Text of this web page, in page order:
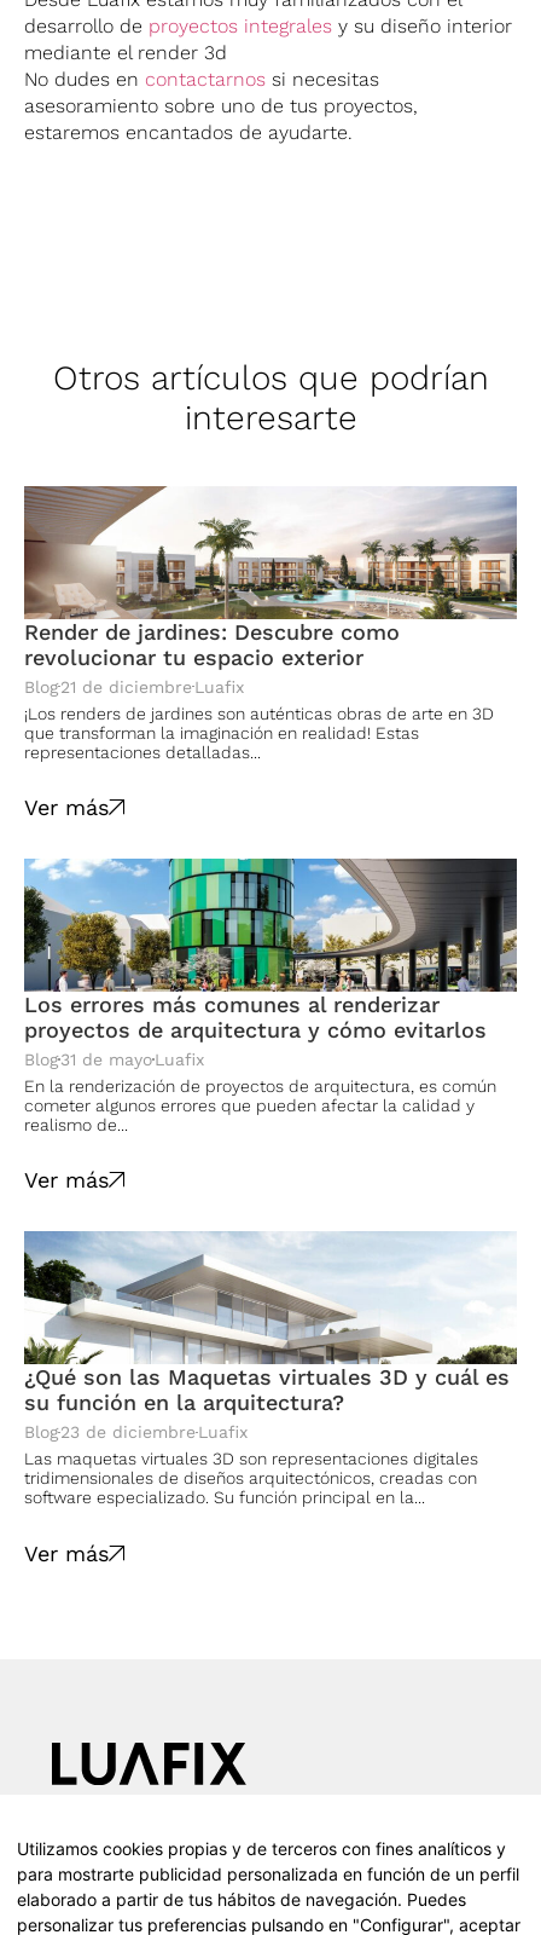
desarrollo de proyectos integrales y su diseño interior
mediante el render 3d
No dudes en contactarnos si necesitas
asesoramiento sobre uno de tus proyectos,
estaremos encantados de ayudarte.
Otros artículos que podrían
interesarte
Render de jardines: Descubre como
revolucionar tu espacio exterior
Blog21 de diciembre Luafix
¡Los renders de jardines son auténticas obras de arte en 3D
que transforman la imaginación en realidad! Estas
representaciones detalladas...
Ver más
Los errores más comunes al renderizar
proyectos de arquitectura y cómo evitarlos
Blog31 de mayoLuafix
En la renderización de proyectos de arquitectura, es común
cometer algunos errores que pueden afectar la calidad y
realismo de...
Ver más
¿Qué son las Maquetas virtuales 3D y cuál es
su función en la arquitectura?
Blog23 de diciembre Luafix
Las maquetas virtuales 3D son representaciones digitales
tridimensionales de diseños arquitectónicos, creadas con
software especializado. Su función principal en la...
Ver más
Calle Teodosio, 66, 1d, 41002 (Sevilla)
T (+34) 610 055 416
Presencia en toda España
Utilizamos cookies propias y de terceros con fines analíticos y
para mostrarte publicidad personalizada en función de un perfil
elaborado a partir de tus hábitos de navegación. Puedes
personalizar tus preferencias pulsando en "Configurar", aceptar